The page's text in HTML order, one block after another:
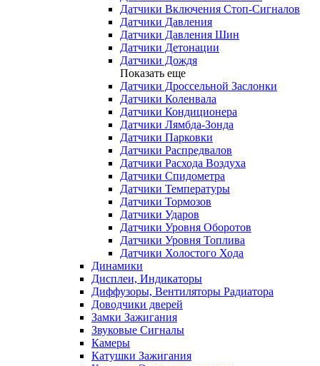
Датчики Включения Стоп-Сигналов
Датчики Давления
Датчики Давления Шин
Датчики Детонации
Датчики Дождя
Показать еще
Датчики Дроссельной Заслонки
Датчики Коленвала
Датчики Кондиционера
Датчики Лямбда-Зонда
Датчики Парковки
Датчики Распредвалов
Датчики Расхода Воздуха
Датчики Спидометра
Датчики Температуры
Датчики Тормозов
Датчики Ударов
Датчики Уровня Оборотов
Датчики Уровня Топлива
Датчики Холостого Хода
Динамики
Дисплеи, Индикаторы
Диффузоры, Вентиляторы Радиатора
Доводчики дверей
Замки Зажигания
Звуковые Сигналы
Камеры
Катушки Зажигания